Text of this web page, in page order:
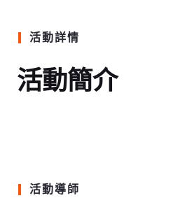
活動詳情
活動簡介
活動導師